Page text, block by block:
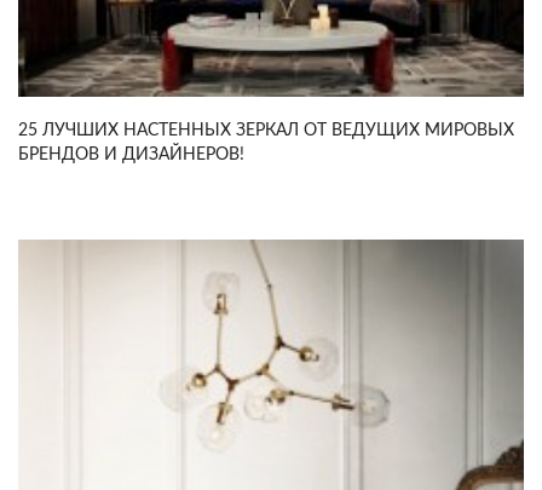
25 ЛУЧШИХ НАСТЕННЫХ ЗЕРКАЛ ОТ ВЕДУЩИХ МИРОВЫХ
БРЕНДОВ И ДИЗАЙНЕРОВ!